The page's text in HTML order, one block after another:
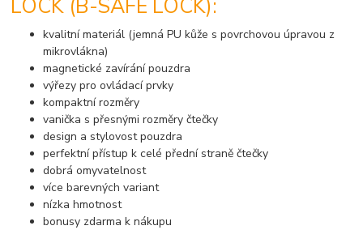
LOCK (B-SAFE LOCK):
kvalitní materiál (jemná PU kůže s povrchovou úpravou z
mikrovlákna)
magnetické zavírání pouzdra
výřezy pro ovládací prvky
kompaktní rozměry
vanička s přesnými rozměry čtečky
design a stylovost pouzdra
perfektní přístup k celé přední straně čtečky
dobrá omyvatelnost
více barevných variant
nízka hmotnost
bonusy zdarma k nákupu